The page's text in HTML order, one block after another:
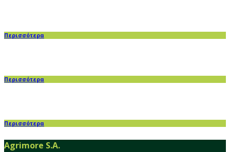
Περισσότερα
Περισσότερα
Περισσότερα
Agrimore S.A.